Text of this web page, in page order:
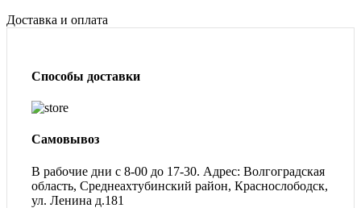
Доставка и оплата
Способы доставки
Самовывоз
В рабочие дни с 8-00 до 17-30. Адрес: Волгоградская
область, Среднеахтубинский район, Краснослободск,
ул. Ленина д.181